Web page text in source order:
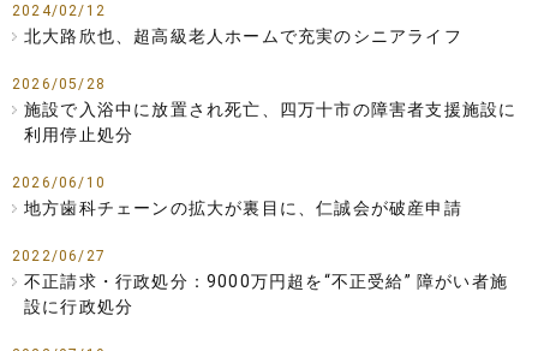
2024/02/12
北大路欣也、超高級老人ホームで充実のシニアライフ
2026/05/28
施設で入浴中に放置され死亡、四万十市の障害者支援施設に
利用停止処分
2026/06/10
地方歯科チェーンの拡大が裏目に、仁誠会が破産申請
2022/06/27
不正請求・行政処分：9000万円超を“不正受給” 障がい者施
設に行政処分